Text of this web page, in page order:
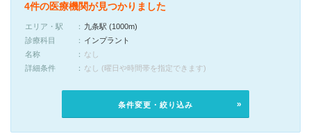
4件の医療機関が見つかりました
エリア・駅
九条駅 (1000m)
診療科目
インプラント
名称
なし
詳細条件
なし (曜日や時間帯を指定できます)
条件変更・絞り込み